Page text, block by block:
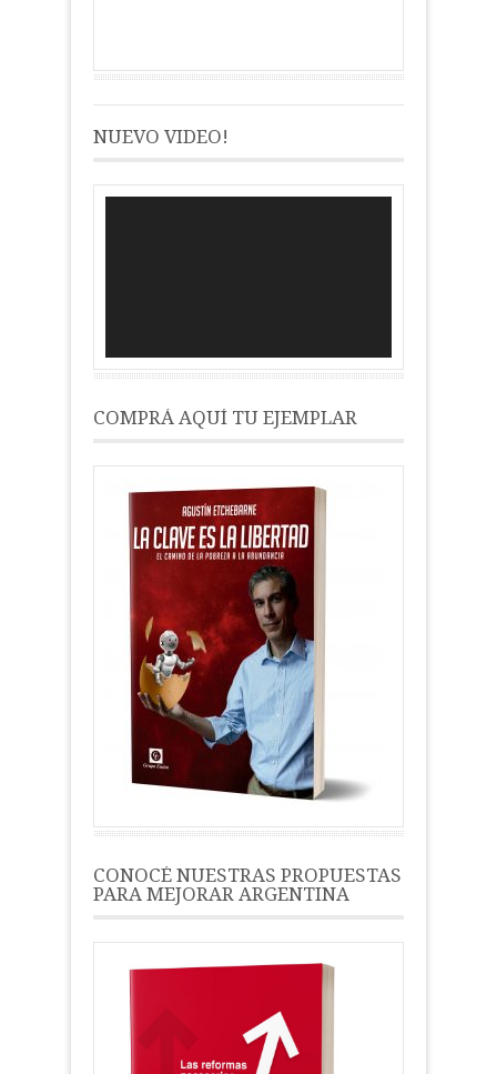
NUEVO VIDEO!
COMPRÁ AQUÍ TU EJEMPLAR
CONOCÉ NUESTRAS PROPUESTAS
PARA MEJORAR ARGENTINA